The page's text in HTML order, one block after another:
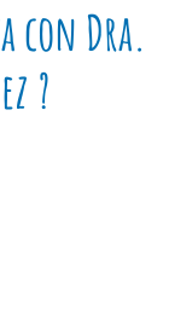
con Dra.
?